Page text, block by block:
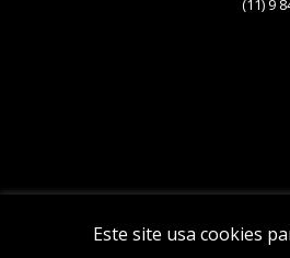
Este site usa cookies
(11) 9